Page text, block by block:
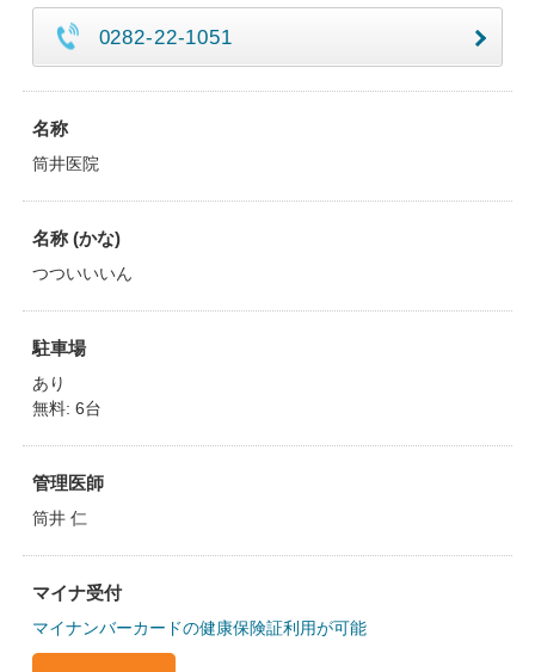
0282-22-1051
名称
筒井医院
名称 (かな)
つついいいん
駐車場
あり
無料: 6台
管理医師
筒井 仁
マイナ受付
マイナンバーカードの健康保険証利用が可能